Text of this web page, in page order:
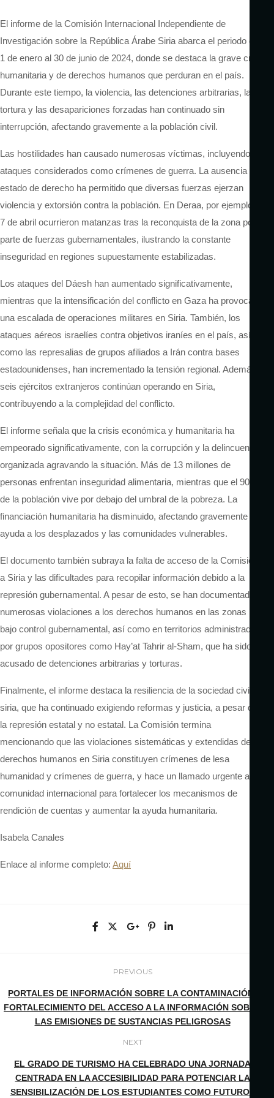
El informe de la Comisión Internacional Independiente de
Investigación sobre la República Árabe Siria abarca el periodo del
1 de enero al 30 de junio de 2024, donde se destaca la grave crisis
humanitaria y de derechos humanos que perduran en el país.
Durante este tiempo, la violencia, las detenciones arbitrarias, la
tortura y las desapariciones forzadas han continuado sin
interrupción, afectando gravemente a la población civil.
Las hostilidades han causado numerosas víctimas, incluyendo
ataques considerados como crímenes de guerra. La ausencia del
estado de derecho ha permitido que diversas fuerzas ejerzan
violencia y extorsión contra la población. En Deraa, por ejemplo, el
7 de abril ocurrieron matanzas tras la reconquista de la zona por
parte de fuerzas gubernamentales, ilustrando la constante
inseguridad en regiones supuestamente estabilizadas.
Los ataques del Dáesh han aumentado significativamente,
mientras que la intensificación del conflicto en Gaza ha provocado
una escalada de operaciones militares en Siria. También, los
ataques aéreos israelíes contra objetivos iraníes en el país, así
como las represalias de grupos afiliados a Irán contra bases
estadounidenses, han incrementado la tensión regional. Además,
seis ejércitos extranjeros continúan operando en Siria,
contribuyendo a la complejidad del conflicto.
El informe señala que la crisis económica y humanitaria ha
empeorado significativamente, con la corrupción y la delincuencia
organizada agravando la situación. Más de 13 millones de
personas enfrentan inseguridad alimentaria, mientras que el 90 %
de la población vive por debajo del umbral de la pobreza. La
financiación humanitaria ha disminuido, afectando gravemente la
ayuda a los desplazados y las comunidades vulnerables.
El documento también subraya la falta de acceso de la Comisión
a Siria y las dificultades para recopilar información debido a la
represión gubernamental. A pesar de esto, se han documentado
numerosas violaciones a los derechos humanos en las zonas
bajo control gubernamental, así como en territorios administrados
por grupos opositores como Hay’at Tahrir al-Sham, que ha sido
acusado de detenciones arbitrarias y torturas.
Finalmente, el informe destaca la resiliencia de la sociedad civil
siria, que ha continuado exigiendo reformas y justicia, a pesar de
la represión estatal y no estatal. La Comisión termina
mencionando que las violaciones sistemáticas y extendidas de los
derechos humanos en Siria constituyen crímenes de lesa
humanidad y crímenes de guerra, y hace un llamado urgente a la
comunidad internacional para fortalecer los mecanismos de
rendición de cuentas y aumentar la ayuda humanitaria.
Isabela Canales
Enlace al informe completo: Aquí
PREVIOUS
PORTALES DE INFORMACIÓN SOBRE LA CONTAMINACIÓN:
FORTALECIMIENTO DEL ACCESO A LA INFORMACIÓN SOBRE
LAS EMISIONES DE SUSTANCIAS PELIGROSAS
NEXT
EL GRADO DE TURISMO HA CELEBRADO UNA JORNADA
CENTRADA EN LA ACCESIBILIDAD PARA POTENCIAR LA
SENSIBILIZACIÓN DE LOS ESTUDIANTES COMO FUTUROS